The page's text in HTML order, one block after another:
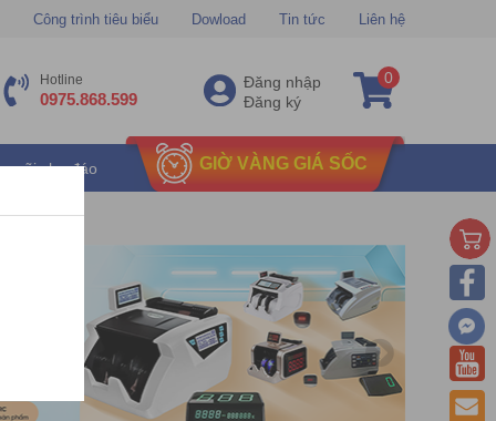
Công trình tiêu biểu Dowload Tin tức Liên hệ
Hotline
0975.868.599
Đăng nhập
Đăng ký
0
mãi chu đáo GIỜ VÀNG GIÁ SỐC